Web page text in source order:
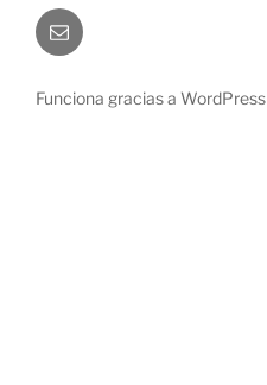
Correo
electrónico
Funciona gracias a WordPress